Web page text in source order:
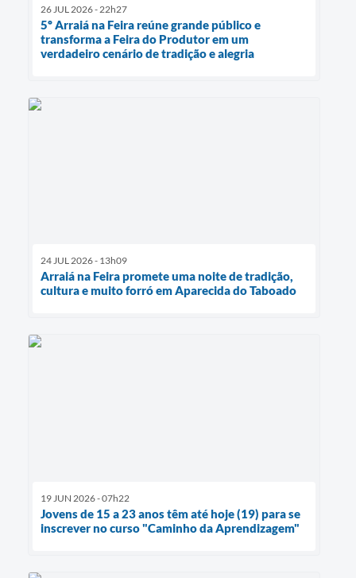
26 JUL 2026 - 22h27
5º Arraiá na Feira reúne grande público e
transforma a Feira do Produtor em um
verdadeiro cenário de tradição e alegria
24 JUL 2026 - 13h09
Arraiá na Feira promete uma noite de tradição,
cultura e muito forró em Aparecida do Taboado
19 JUN 2026 - 07h22
Jovens de 15 a 23 anos têm até hoje (19) para se
inscrever no curso "Caminho da Aprendizagem"